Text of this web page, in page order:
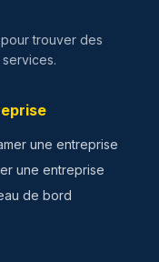
trouver des
une entreprise
une entreprise
de bord